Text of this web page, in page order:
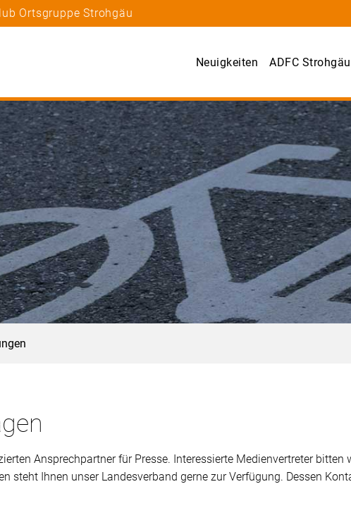
Ortsgruppe Strohgäu
Neuigkeiten ADFC Strohgäu
Ansprechpartner für Presse. Interessierte Medienvertreter bitten
steht Ihnen unser Landesverband gerne zur Verfügung. Dessen